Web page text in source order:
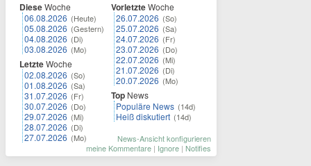
DieseWoche
06.08.2026 (Heute)
05.08.2026 (Gestern)
04.08.2026 (Di)
03.08.2026 (Mo)
LetzteWoche
02.08.2026 (So)
01.08.2026 (Sa)
31.07.2026 (Fr)
30.07.2026 (Do)
29.07.2026 (Mi)
28.07.2026 (Di)
27.07.2026 (Mo)
VorletzteWoche
26.07.2026 (So)
25.07.2026 (Sa)
24.07.2026 (Fr)
23.07.2026 (Do)
22.07.2026 (Mi)
21.07.2026 (Di)
20.07.2026 (Mo)
Top News
Populäre News (14d)
Heiß diskutiert (14d)
News-Ansicht konfigurieren
meine Kommentare | Ignore | Notifies